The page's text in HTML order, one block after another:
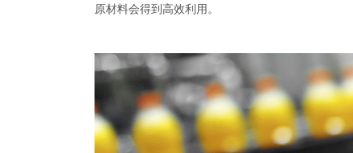
原材料会得到高效利用。